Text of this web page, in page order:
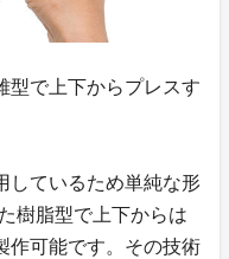
型で上下からプレスす
しているため単純な形
樹脂型で上下からは
作可能です。その技術